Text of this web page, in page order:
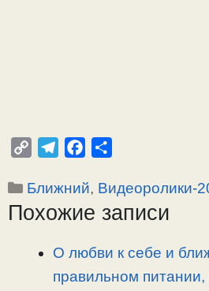
p
y
l
e
r
c
e
o
п
р
в
Рубрики
Ближний, Видеоролики-
Похожие записи
О любви к себе и
правильном питании,